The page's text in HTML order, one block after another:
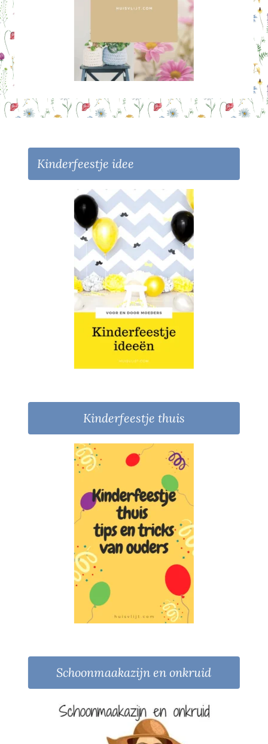
Kinderfeestje idee
Kinderfeestje thuis
Schoonmaakazijn en onkruid